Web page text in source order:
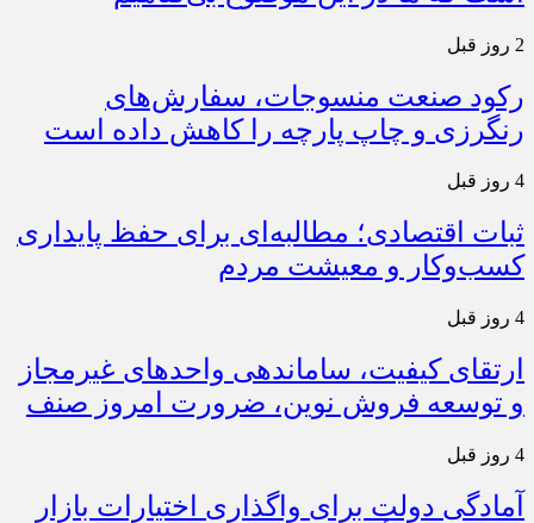
2 روز قبل
رکود صنعت منسوجات، سفارش‌های
رنگرزی و چاپ پارچه را کاهش داده است
4 روز قبل
ثبات اقتصادی؛ مطالبه‌ای برای حفظ پایداری
کسب‌وکار و معیشت مردم
4 روز قبل
ارتقای کیفیت، ساماندهی واحدهای غیرمجاز
و توسعه فروش نوین، ضرورت امروز صنف
4 روز قبل
آمادگی دولت برای واگذاری اختیارات بازار